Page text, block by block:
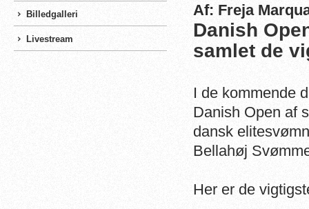
Billedgalleri
Livestream
Af: Freja
Danish
samlet de
I de kommende
Danish Open af
dansk
Bellahøj
Her er de